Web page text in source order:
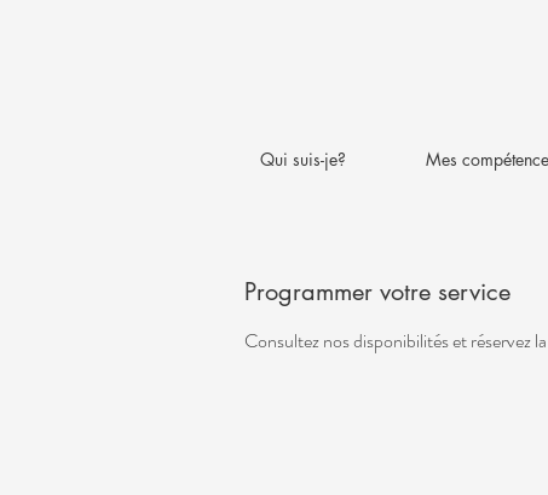
Qui suis-je? Mes
Programmer votre service
Consultez nos disponibilités et réservez